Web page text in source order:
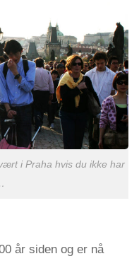
i Praha hvis du ikke har
år siden og er nå